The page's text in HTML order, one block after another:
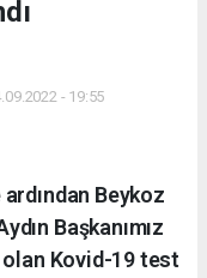
- 19:55
Beykoz
Başkanımız
Kovid-19 test